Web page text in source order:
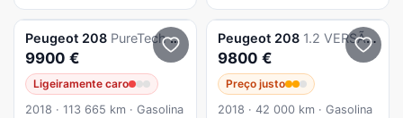
Peugeot 208 PureTech 82 Stop & Start Signature
9900 €
Ligeiramente caro
2018 · 113 665 km · Gasolina
Peugeot 208 1.2 VERSÃO STYLE
9800 €
Preço justo
2018 · 42 000 km · Gasolina